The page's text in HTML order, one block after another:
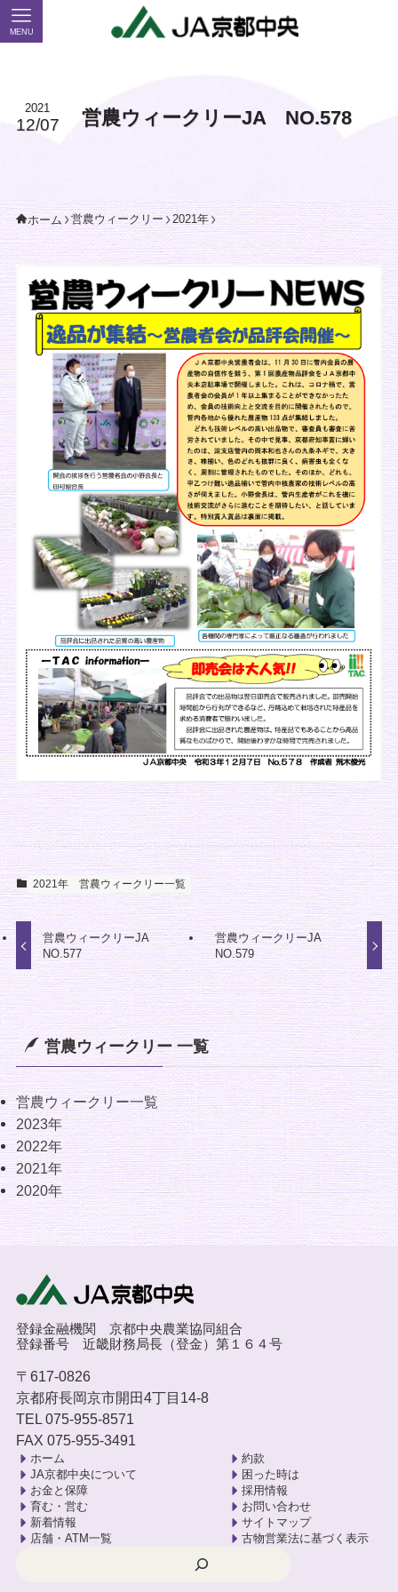
MENU
営農ウィークリーJA NO.578
2021
12/07
ホーム 営農ウィークリー 2021年
2021年 営農ウィークリー一覧
営農ウィークリーJA
NO.577
営農ウィークリーJA
NO.579
営農ウィークリー 一覧
営農ウィークリー一覧
2023年
2022年
2021年
2020年
登録金融機関 京都中央農業協同組合
登録番号 近畿財務局長（登金）第１６４号
〒617-0826
京都府長岡京市開田4丁目14-8
TEL 075-955-8571
FAX 075-955-3491
ホーム
JA京都中央について
お金と保障
育む・営む
新着情報
店舗・ATM一覧
約款
困った時は
採用情報
お問い合わせ
サイトマップ
古物営業法に基づく表示